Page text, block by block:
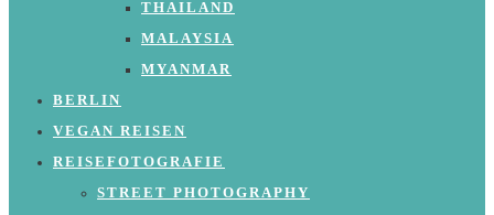
THAILAND
MALAYSIA
MYANMAR
BERLIN
VEGAN REISEN
REISEFOTOGRAFIE
STREET PHOTOGRAPHY